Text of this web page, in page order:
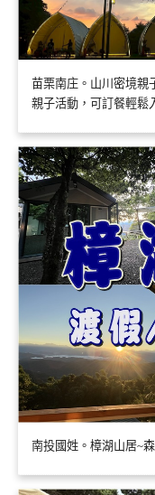
苗栗南庄。山川密境親
親子活動，可訂餐輕鬆
南投國姓。樟湖山居~